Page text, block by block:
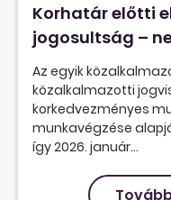
Korhatár előtti
jogosultság –
Az egyik
közalkalmazotti
korkedvezményes
munkavégzése
így 2026. január...